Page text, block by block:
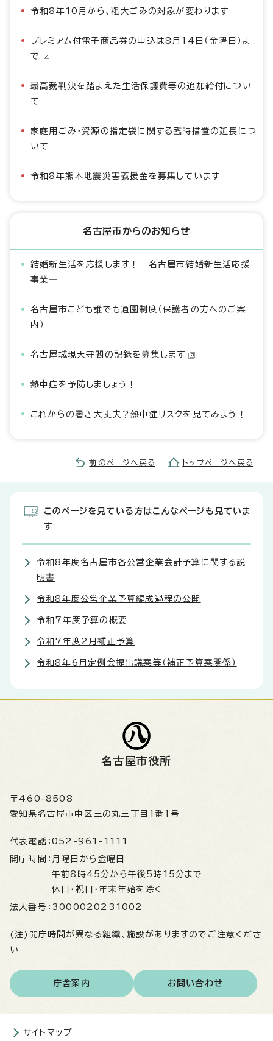
令和8年10月から、粗大ごみの対象が変わります
プレミアム付電子商品券の申込は8月14日（金曜日）ま
で
最高裁判決を踏まえた生活保護費等の追加給付につい
て
家庭用ごみ・資源の指定袋に関する臨時措置の延長につ
いて
令和8年熊本地震災害義援金を募集しています
名古屋市からのお知らせ
結婚新生活を応援します！―名古屋市結婚新生活応援
事業―
名古屋市こども誰でも通園制度（保護者の方へのご案
内）
名古屋城現天守閣の記録を募集します
熱中症を予防しましょう！
これからの暑さ大丈夫？熱中症リスクを見てみよう！
前のページへ戻る トップページへ戻る
このページを見ている方はこんなページも見ていま
す
令和8年度名古屋市各公営企業会計予算に関する説
明書
令和8年度公営企業予算編成過程の公開
令和7年度予算の概要
令和7年度2月補正予算
令和8年6月定例会提出議案等（補正予算案関係）
名古屋市役所
〒460-8508
愛知県名古屋市中区三の丸三丁目1番1号
代表電話： 052-961-1111
開庁時間： 月曜日から金曜日
午前8時45分から午後5時15分まで
休日・祝日・年末年始を除く
法人番号： 3000020231002
(注)開庁時間が異なる組織、施設がありますのでご注意くださ
い
庁舎案内 お問い合わせ
サイトマップ